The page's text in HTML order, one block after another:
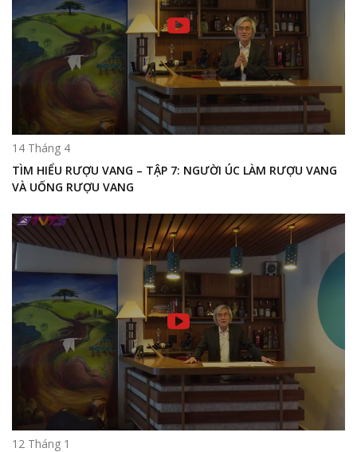
14 Tháng 4
TÌM HIỂU RƯỢU VANG – TẬP 7: NGƯỜI ÚC LÀM RƯỢU VANG
VÀ UỐNG RƯỢU VANG
12 Tháng 1